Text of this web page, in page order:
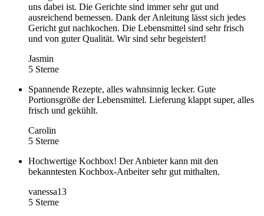
uns dabei ist. Die Gerichte sind immer sehr gut und
ausreichend bemessen. Dank der Anleitung lässt sich jedes
Gericht gut nachkochen. Die Lebensmittel sind sehr frisch
und von guter Qualität. Wir sind sehr begeistert!
Jasmin
5 Sterne
Spannende Rezepte, alles wahnsinnig lecker. Gute
Portionsgröße der Lebensmittel. Lieferung klappt super, alles
frisch und gekühlt.
Carolin
5 Sterne
Hochwertige Kochbox! Der Anbieter kann mit den
bekanntesten Kochbox-Anbeiter sehr gut mithalten.
vanessa13
5 Sterne